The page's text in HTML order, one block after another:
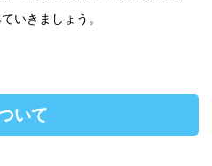
いきましょう。
いて